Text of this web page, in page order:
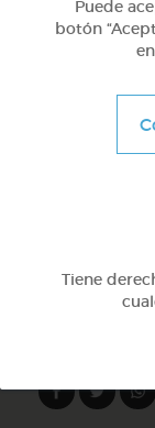
Puede
botón
Tiene